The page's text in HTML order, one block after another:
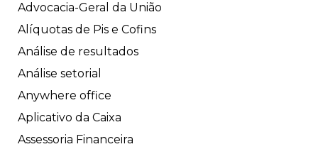
Advocacia-Geral da União
Alíquotas de Pis e Cofins
Análise de resultados
Análise setorial
Anywhere office
Aplicativo da Caixa
Assessoria Financeira